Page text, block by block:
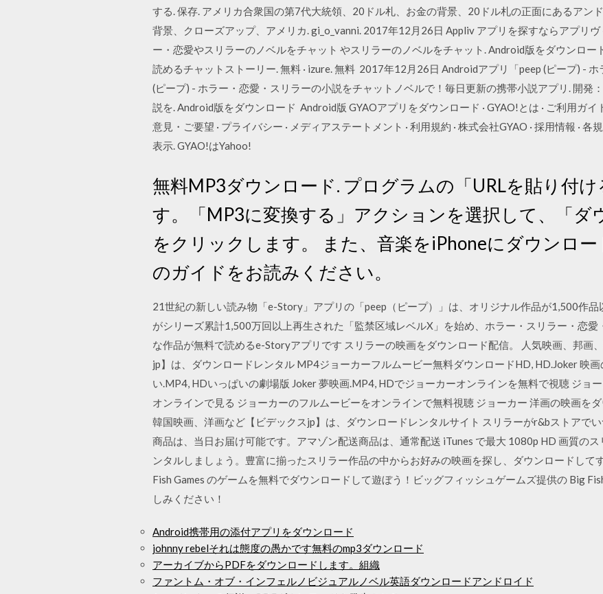
する. 保存. アメリカ合衆国の第7代大統領、20ドル札、お金の背景、20ドル札の正面にあるアン
背景、クローズアップ、アメリカ. gi_o_vanni. 2017年12月26日 Appliv アプリを探すならアプリヴ
ー・恋愛やスリラーのノベルをチャット やスリラーのノベルをチャット. Android版をダウンロー
読めるチャットストーリー. 無料 · izure. 無料 2017年12月26日 Androidアプリ「peep (ピープ) -
(ピープ) - ホラー・恋愛・スリラーの小説をチャットノベルで！毎日更新の携帯小説アプリ. 開発
説を. Android版をダウンロード Android版 GYAOアプリをダウンロード · GYAO!とは · ご利用ガイ
意見・ご要望 · プライバシー · メディアステートメント · 利用規約 · 株式会社GYAO · 採用情報 ·
表示. GYAO!はYahoo!
無料MP3ダウンロード. プログラムの「URLを貼り付
す。「MP3に変換する」アクションを選択して、「ダ
をクリックします。 また、音楽をiPhoneにダウンロ
のガイドをお読みください。
‎21世紀の新しい読み物「e-Story」アプリの「peep（ピープ）」は、オリジナル作品が1,500作
がシリーズ累計1,500万回以上再生された「監禁区域レベルX」を始め、ホラー・スリラー・恋
な作品が無料で読めるe-Storyアプリです スリラーの映画をダウンロード配信。 人気映画、邦画
jp】は、ダウンロードレンタル MP4ジョーカーフルムービー無料ダウンロードHD, HD.Joker 映
い.MP4, HDいっぱいの劇場版 Joker 夢映画.MP4, HDでジョーカーオンラインを無料で視聴 ジョ
オンラインで見る ジョーカーのフルムービーをオンラインで無料視聴 ジョーカー 洋画の映画を
韓国映画、洋画など【ビデックスjp】は、ダウンロードレンタルサイト スリラーがr&bストアで
商品は、当日お届け可能です。アマゾン配送商品は、通常配送 iTunes で最大 1080p HD 画質の
ンタルしましょう。豊富に揃ったスリラー作品の中からお好みの映画を探し、ダウンロードして
Fish Games のゲームを無料でダウンロードして遊ぼう！ビッグフィッシュゲームズ提供の Big
しみください！
Android携帯用の添付アプリをダウンロード
johnny rebelそれは態度の愚かです無料のmp3ダウンロード
アーカイブからPDFをダウンロードします。組織
ファントム・オブ・インフェルノビジュアルノベル英語ダウンロードアンドロイド